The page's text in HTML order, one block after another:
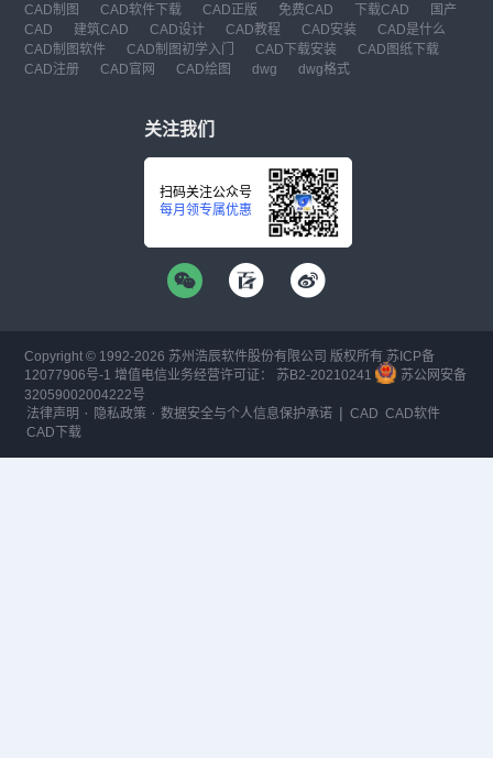
CAD制图 CAD软件下载 CAD正版 免费CAD 下载CAD
国产
CAD
建筑CAD CAD设计 CAD教程 CAD安装
CAD是什么
CAD制图软件
CAD制图初学入门 CAD下载安装
CAD图纸下载
CAD注册
CAD官网 CAD绘图 dwg dwg格式
关注我们
扫码关注公众号
每月领专属优惠
Copyright © 1992-2026 苏州浩辰软件股份有限公司 版权所有 苏ICP备
12077906号-1 增值电信业务经营许可证： 苏B2-20210241
苏公网安备
32059002004222号
法律声明 · 隐私政策 ·数据安全与个人信息保护承诺 | CAD CAD软件
CAD下载